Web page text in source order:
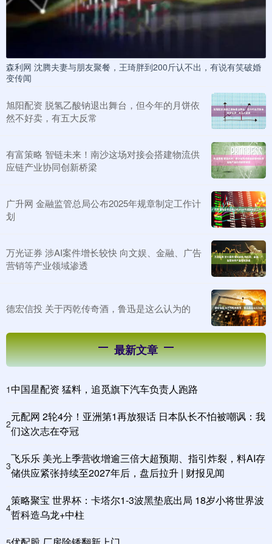
森利网 沈腾夫妻与朋友聚餐，王琦胖到200斤认不出，有说有笑破婚
变传闻
旭阳配资 脱氢乙酸钠退出舞台，但今年的月饼依
然不好卖，有五大反常
有富策略 智链未来！南沙这场对接会搭建物流供
应链产业协同创新桥梁
广升网 金融监管总局公布2025年规章制定工作计
划
万光证券 涉AI案件增长较快 向文娱、金融、广告
营销等产业领域渗透
德宏信投 关于丙乾传奇酒，鲁迅是这么认为的
最新文章
1中国星配资 猛料，追觅旗下汽车负责人跑路
2
元配网 2轮4分！亚洲第1再放狠话 日本队长不怕被嘲讽：我
们这次志在夺冠
3
飞乐乐 美光上季营收增逾三倍大超预期、指引炸裂，料AI存
储供应紧张持续至2027年后，盘后拉升 | 财报见闻
4
策略聚宝 世界杯：卡塔尔1-3波黑垫底出局 18岁小将世界波
哲科造乌龙+中柱